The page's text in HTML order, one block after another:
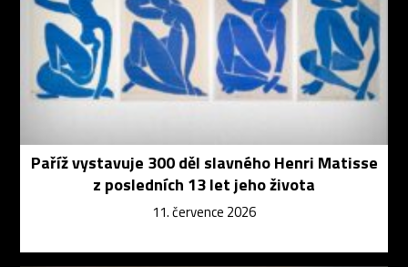
Paříž vystavuje 300 děl slavného Henri Matisse
z posledních 13 let jeho života
11. července 2026